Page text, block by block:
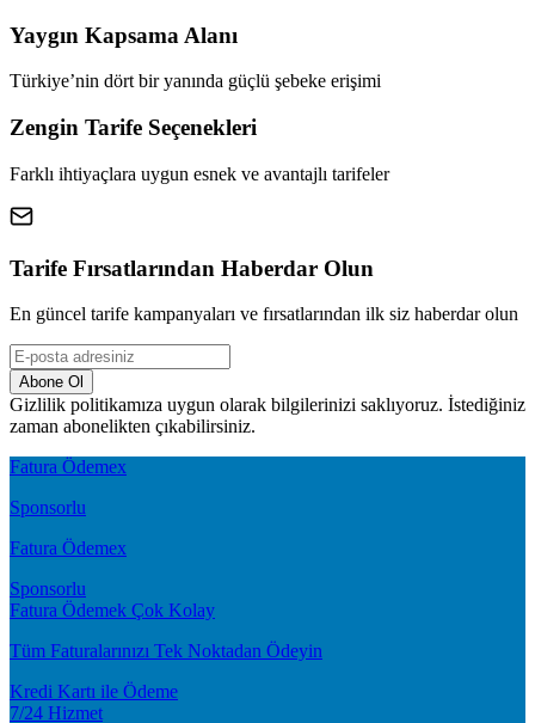
Yaygın Kapsama Alanı
Türkiye’nin dört bir yanında güçlü şebeke erişimi
Zengin Tarife Seçenekleri
Farklı ihtiyaçlara uygun esnek ve avantajlı tarifeler
Tarife Fırsatlarından Haberdar Olun
En güncel tarife kampanyaları ve fırsatlarından ilk siz haberdar olun
Abone Ol
Gizlilik politikamıza uygun olarak bilgilerinizi saklıyoruz. İstediğiniz
zaman abonelikten çıkabilirsiniz.
Fatura Ödemex
Sponsorlu
Fatura Ödemex
Sponsorlu
Fatura Ödemek Çok Kolay
Tüm Faturalarınızı Tek Noktadan Ödeyin
Kredi Kartı ile Ödeme
7/24 Hizmet